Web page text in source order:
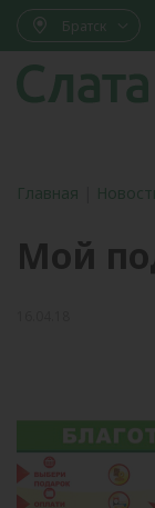
Братск
Главная
Мой